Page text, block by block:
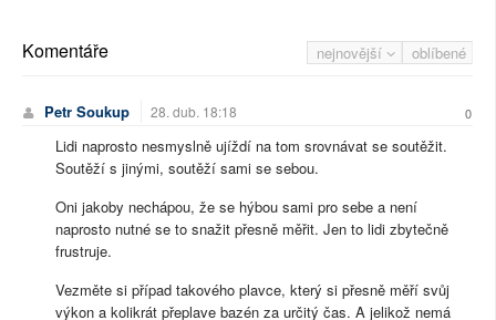
nejnovější oblíbené
Komentáře
Petr Soukup 28. dub. 18:18 0
Lidi naprosto nesmyslně ujíždí na tom srovnávat se soutěžit.
Soutěží s jinými, soutěží sami se sebou.
Oni jakoby nechápou, že se hýbou sami pro sebe a není
naprosto nutné se to snažit přesně měřit. Jen to lidi zbytečně
frustruje.
Vezměte si případ takového plavce, který si přesně měří svůj
výkon a kolikrát přeplave bazén za určitý čas. A jelikož nemá